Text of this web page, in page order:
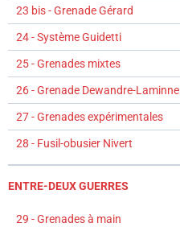
23 bis - Grenade Gérard
24 - Système Guidetti
25 - Grenades mixtes
26 - Grenade Dewandre-Laminne
27 - Grenades expérimentales
28 - Fusil-obusier Nivert
ENTRE-DEUX GUERRES
29 - Grenades à main